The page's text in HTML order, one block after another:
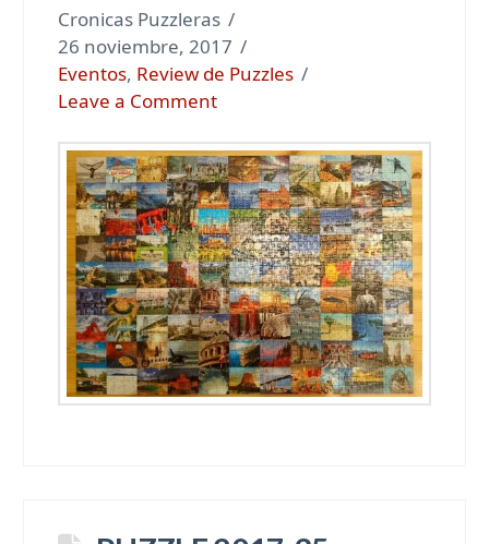
Cronicas Puzzleras
26 noviembre, 2017
Eventos, Review de Puzzles
Leave a Comment